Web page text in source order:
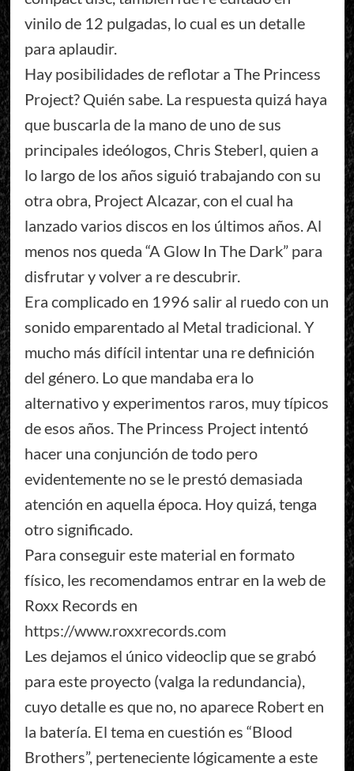
vinilo de 12 pulgadas, lo cual es un detalle
para aplaudir.
Hay posibilidades de reflotar a The Princess
Project? Quién sabe. La respuesta quizá haya
que buscarla de la mano de uno de sus
principales ideólogos, Chris Steberl, quien a
lo largo de los años siguió trabajando con su
otra obra, Project Alcazar, con el cual ha
lanzado varios discos en los últimos años. Al
menos nos queda “A Glow In The Dark” para
disfrutar y volver a re descubrir.
Era complicado en 1996 salir al ruedo con un
sonido emparentado al Metal tradicional. Y
mucho más difícil intentar una re definición
del género. Lo que mandaba era lo
alternativo y experimentos raros, muy típicos
de esos años. The Princess Project intentó
hacer una conjunción de todo pero
evidentemente no se le prestó demasiada
atención en aquella época. Hoy quizá, tenga
otro significado.
Para conseguir este material en formato
físico, les recomendamos entrar en la web de
Roxx Records en
https://www.roxxrecords.com
Les dejamos el único videoclip que se grabó
para este proyecto (valga la redundancia),
cuyo detalle es que no, no aparece Robert en
la batería. El tema en cuestión es “Blood
Brothers”, perteneciente lógicamente a este